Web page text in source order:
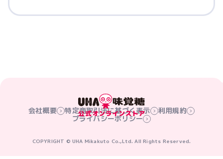
会社概要 特定商取引法に基づく表示
利用規約
プライバシーポリシー
COPYRIGHT © UHA Mikakuto Co.,Ltd. All Rights Reserved.